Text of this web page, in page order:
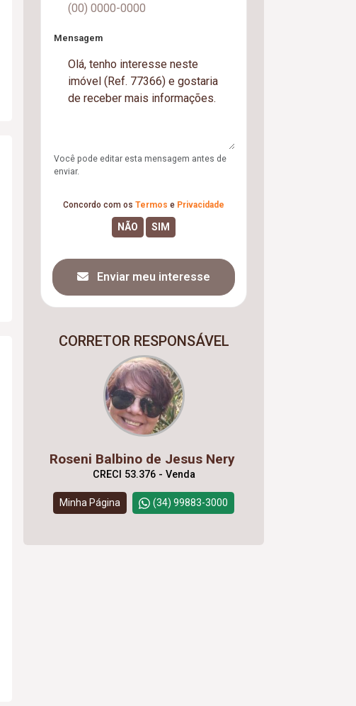
Mensagem
Você pode editar esta mensagem antes de
enviar.
Concordo com os Termos e Privacidade
Enviar meu interesse
CORRETOR RESPONSÁVEL
Roseni Balbino de Jesus Nery
CRECI 53.376 - Venda
Minha Página (34) 99883-3000